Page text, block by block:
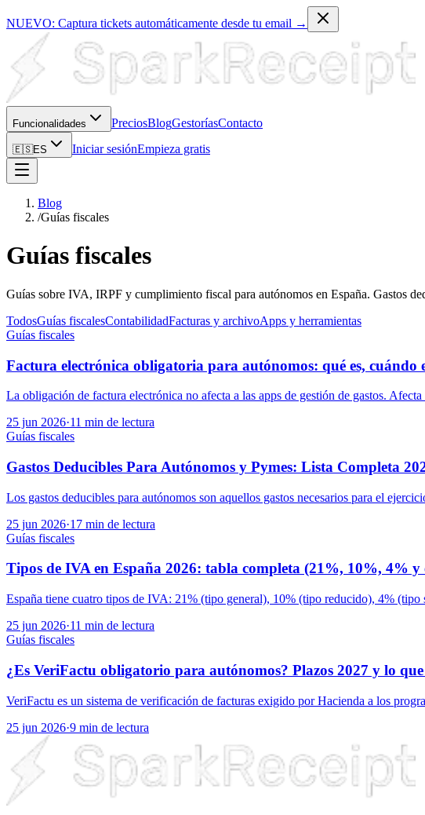
NUEVO: Captura tickets automáticamente desde tu email →
Funcionalidades PreciosBlogGestoríasContacto
🇪🇸ES Iniciar sesiónEmpieza gratis
Blog
/Guías fiscales
Guías fiscales
Guías sobre IVA, IRPF y cumplimiento fiscal para autónomos en España. Gastos
TodosGuías fiscalesContabilidadFacturas y archivoApps y herramientas
Guías fiscales
Factura electrónica obligatoria para autónomos: qué es, cuándo
La obligación de factura electrónica no afecta a las apps de gestión de gastos.
25 jun 2026·11 min de lectura
Guías fiscales
Gastos Deducibles Para Autónomos y Pymes: Lista Completa
Los gastos deducibles para autónomos son aquellos gastos necesarios para el
25 jun 2026·17 min de lectura
Guías fiscales
Tipos de IVA en España 2026: tabla completa (21%, 10%, 4% y
España tiene cuatro tipos de IVA: 21% (tipo general), 10% (tipo reducido), 4%
25 jun 2026·11 min de lectura
Guías fiscales
¿Es VeriFactu obligatorio para autónomos? Plazos 2027 y lo que
VeriFactu es un sistema de verificación de facturas exigido por Hacienda a los
25 jun 2026·9 min de lectura